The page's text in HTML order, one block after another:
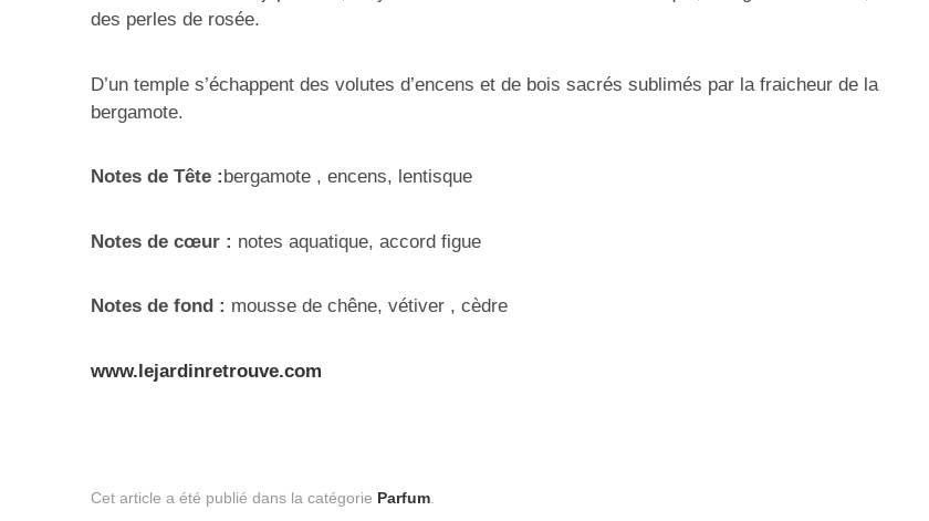
des perles de rosée.
D’un temple s’échappent des volutes d’encens et de bois sacrés sublimés par la fraicheur de la
bergamote.
Notes de Tête :bergamote , encens, lentisque
Notes de cœur : notes aquatique, accord figue
Notes de fond : mousse de chêne, vétiver , cèdre
www.lejardinretrouve.com
Cet article a été publié dans la catégorie Parfum